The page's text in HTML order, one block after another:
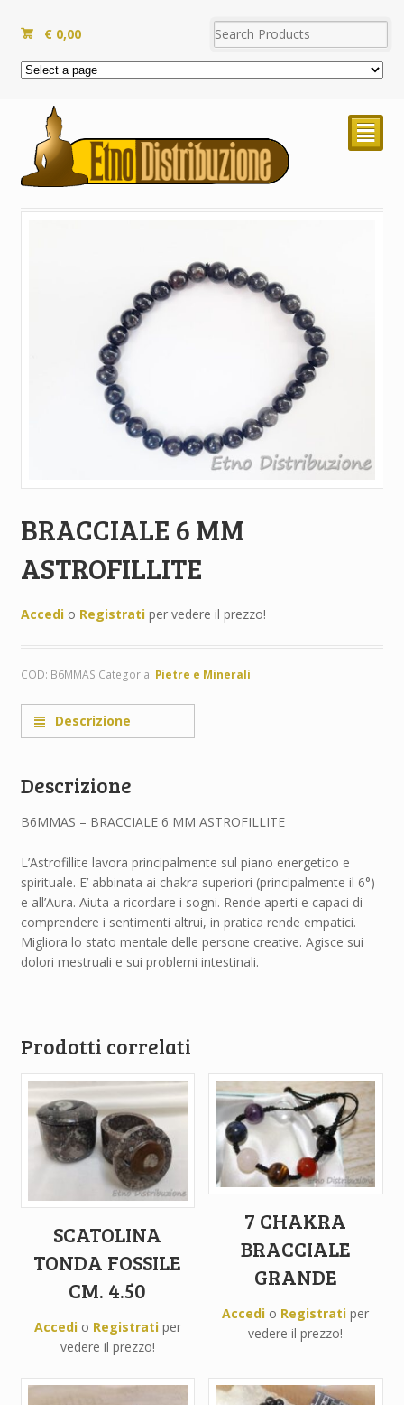
€ 0,00
²
BRACCIALE 6 MM
ASTROFILLITE
Accedio Registratiper vedere il prezzo!
COD: B6MMAS Categoria: Pietre e Minerali
Descrizione
Descrizione
B6MMAS – BRACCIALE 6 MM ASTROFILLITE
L’Astrofillite lavora principalmente sul piano energetico e
spirituale. E’ abbinata ai chakra superiori (principalmente il 6°)
e all’Aura. Aiuta a ricordare i sogni. Rende aperti e capaci di
comprendere i sentimenti altrui, in pratica rende empatici.
Migliora lo stato mentale delle persone creative. Agisce sui
dolori mestruali e sui problemi intestinali.
Prodotti correlati
SCATOLINA
TONDA FOSSILE
CM. 4.50
Accedio Registratiper
vedere il prezzo!
7 CHAKRA
BRACCIALE
GRANDE
Accedi o Registrati per
vedere il prezzo!